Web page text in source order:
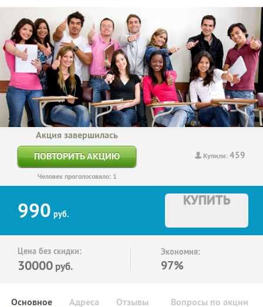
Купили:459
Акция завершилась
ПОВТОРИТЬ АКЦИЮ
Человек проголосовало: 1
990 руб.
КУПИТЬ
Цена без скидки:
30000 руб.
Экономия:
97%
Основное Отзывы Вопросы по акции
Адреса